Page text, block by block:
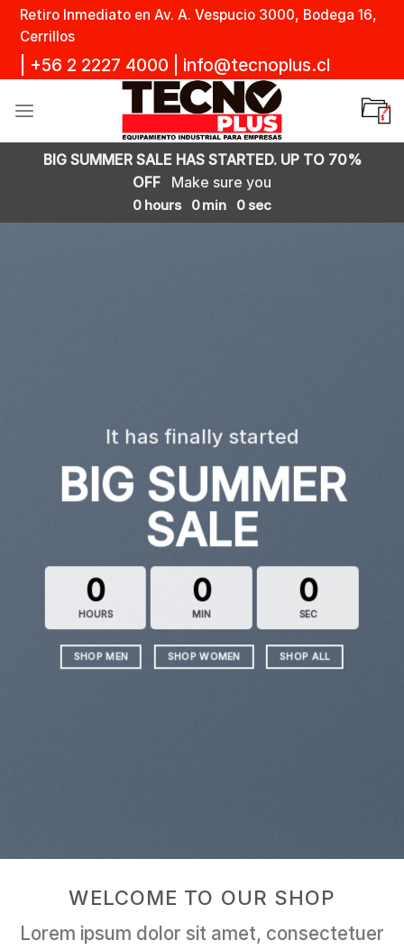
Skip
content
Retiro Inmediato en Av. A. Vespucio 3000, Bodega 16,
Cerrillos
+56 2 2227 4000 info@tecnoplus.cl
BIG SUMMER SALE HAS STARTED. UP TO 70%
OFF Make sure you
0 hours 0min 0 sec
It has finally started
BIG SUMMER
SALE
0
HOURS
0
MIN
0
SEC
SHOP MEN SHOP WOMEN SHOP ALL
WELCOME TO OUR SHOP
Lorem ipsum dolor sit amet, consectetuer